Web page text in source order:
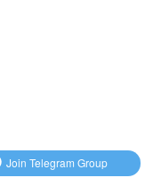
Join Telegram Group